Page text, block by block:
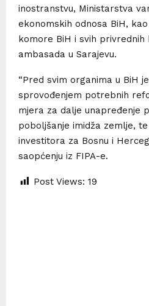
inostranstvu, Ministarstva
ekonomskih odnosa BiH,
komore BiH i svih
ambasada u Sarajevu.
“Pred svim organima u BiH
sprovođenjem potrebnih
mjera za dalje unapređenje
poboljšanje imidža zemlje,
investitora za Bosnu i
saopćenju iz FIPA-e.
Post Views: 19